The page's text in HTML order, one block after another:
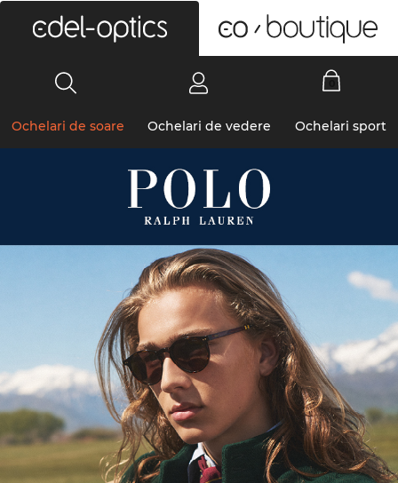
Ochelari de soare Ochelari de vedere Ochelari sport